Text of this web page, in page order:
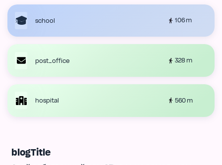
school 106 m
post_office 328 m
hospital 560 m
blogTitle